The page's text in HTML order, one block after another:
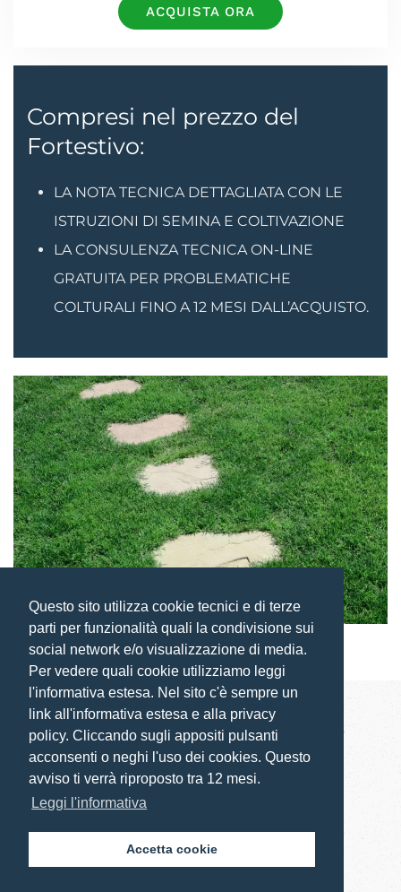
ACQUISTA ORA
Compresi nel prezzo del
Fortestivo:
LA NOTA TECNICA DETTAGLIATA CON LE
ISTRUZIONI DI SEMINA E COLTIVAZIONE
LA CONSULENZA TECNICA ON-LINE
GRATUITA PER PROBLEMATICHE
COLTURALI FINO A 12 MESI DALL’ACQUISTO.
Chiai s.r.l. | P.IVA 01096790918 | REA: NU-74444
Via Generale Toxiri sn 08048 – Tortolì (OG)
Tel. 0782 623104
PRIVACY POLICY
Questo sito utilizza cookie tecnici e di terze
parti per funzionalità quali la condivisione sui
social network e/o visualizzazione di media.
Per vedere quali cookie utilizziamo leggi
l'informativa estesa. Nel sito c'è sempre un
link all'informativa estesa e alla privacy
policy. Cliccando sugli appositi pulsanti
acconsenti o neghi l'uso dei cookies. Questo
avviso ti verrà riproposto tra 12 mesi.
Leggi l'informativa
Accetta cookie